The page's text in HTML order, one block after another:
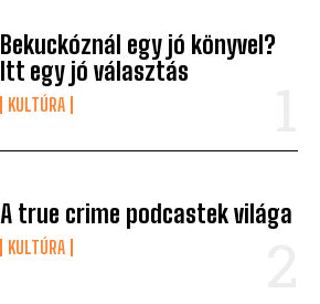
Bekuckóznál egy jó könyvel?
Itt egy jó választás
KULTÚRA
A true crime podcastek világa
KULTÚRA